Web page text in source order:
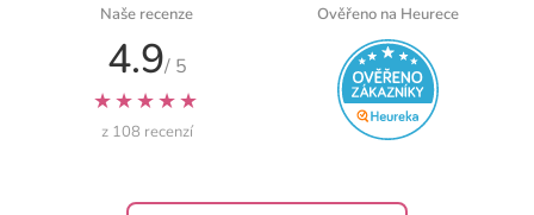
Naše recenze
4.9/ 5
★★★★★
z 108 recenzí
Ověřeno na Heurece